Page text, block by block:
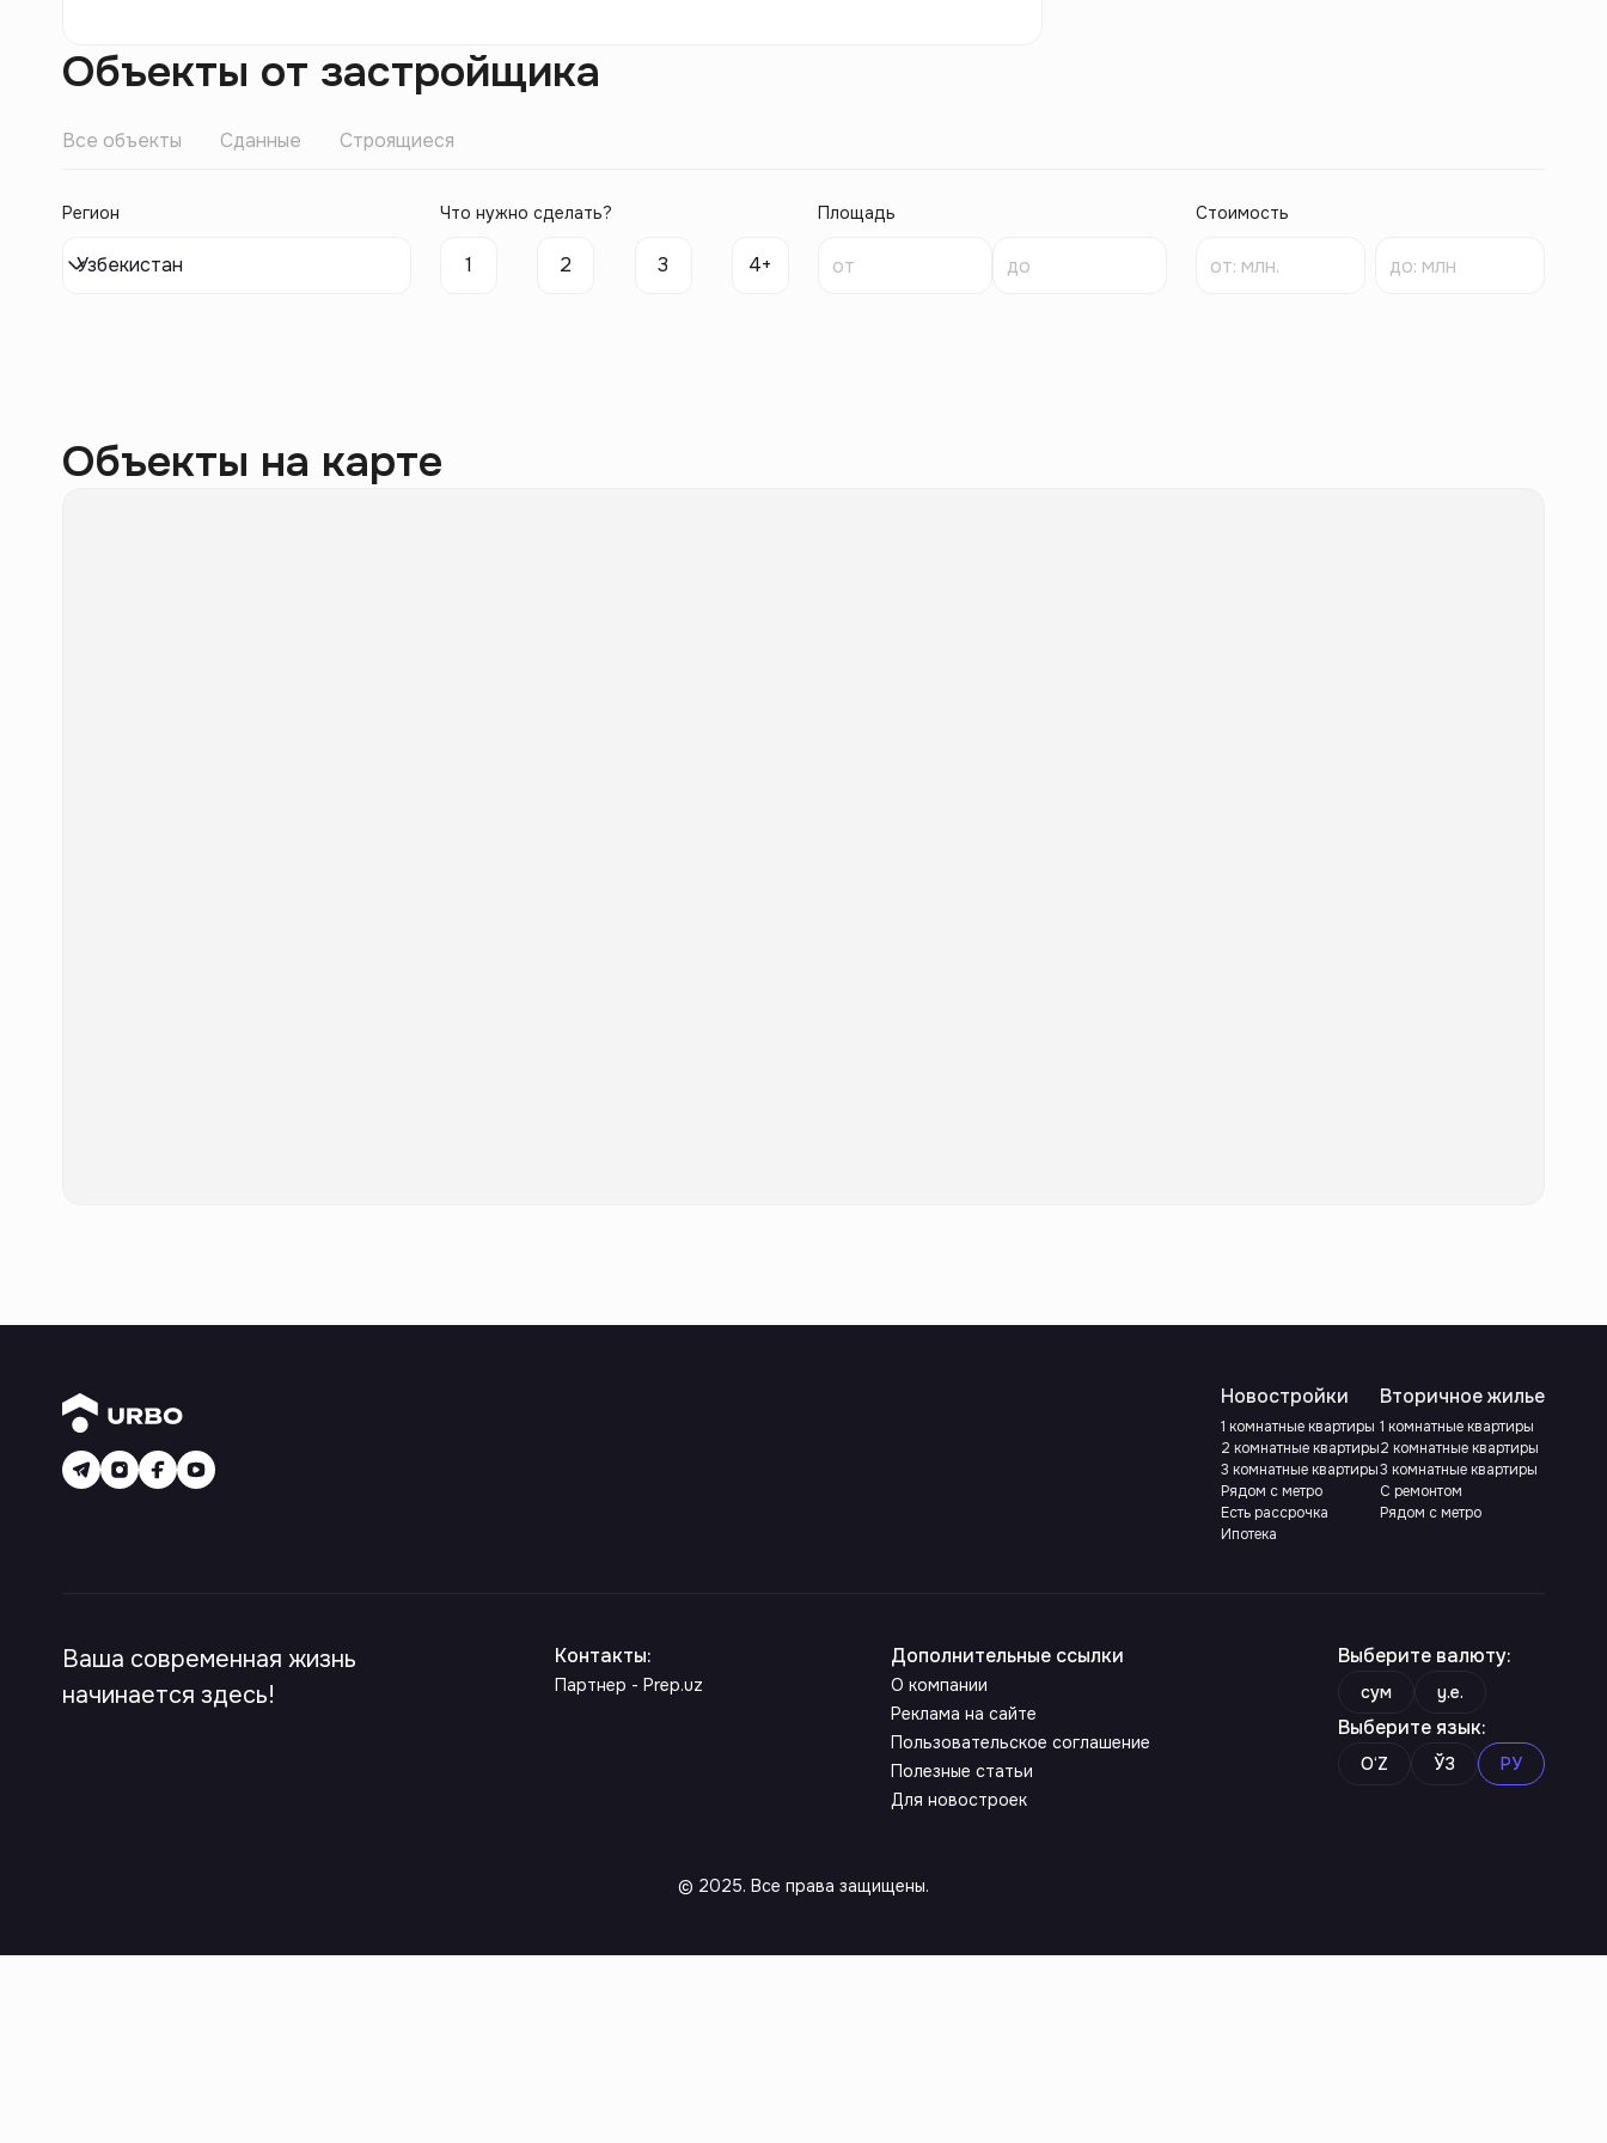
Объекты от застройщика
Все объекты Сданные Строящиеся
Регион
Узбекистан
Что нужно сделать?
1 2 3 4+
Площадь Стоимость
Объекты на карте
Новостройки
1 комнатные квартиры
2 комнатные квартиры
3 комнатные квартиры
Рядом с метро
Есть рассрочка
Ипотека
Вторичное жилье
1 комнатные квартиры
2 комнатные квартиры
3 комнатные квартиры
С ремонтом
Рядом с метро
Ваша современная жизнь
начинается здесь!
Контакты:
Партнер - Prep.uz
Дополнительные ссылки
О компании
Реклама на сайте
Пользовательское соглашение
Полезные статьи
Для новостроек
Выберите валюту:
сум y.e.
Выберите язык:
O‘Z ЎЗ РУ
© 2025. Все права защищены.